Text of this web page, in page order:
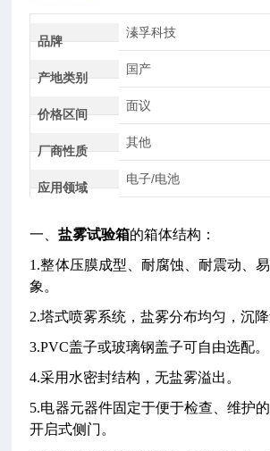
品牌
溱孚科技
产地类别
国产
价格区间
面议
厂商性质
其他
应用领域
电子/电池
一、盐雾试验箱的箱体结构：
1.整体压膜成型、耐腐蚀、耐震动、
象。
2.塔式喷雾系统，盐雾分布均匀，沉
3.PVC盖子或玻璃钢盖子可自由选配。
4.采用水密封结构，无盐雾溢出。
5.电器元器件固定于便于检查、维护
开启式侧门。